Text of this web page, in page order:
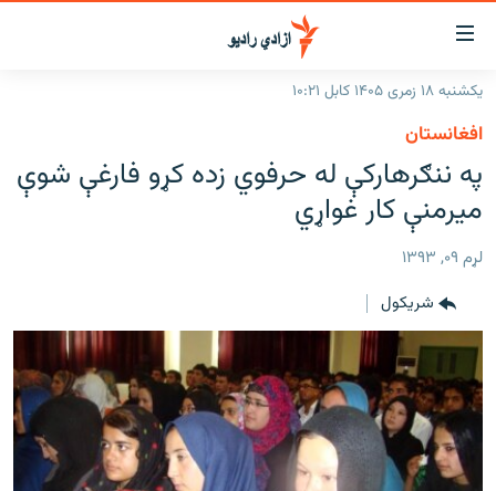
د
لاسرسۍ
وړ
لېنکونه
متن
ورتلل
اصلي
ورتلل
لټون
پاڼې
مراجعه
راپورونه
افغانستان
نړۍ
خبرونه
افغانستان
د خپرونو جدول
مرکې
اونیزې خپرونې
انځوریزه برخه
ورزش
د کډوالۍ بحران
'کووېډ-۱۹'
یکشنبه ۱۸ زمری ۱۴۰۵ کابل ۱۰:۲۱
افغانستان
په ننګرهارکې له حرفوي زده کړو فارغې شوې
میرمنې کار غواړي
لړم ۰۹, ۱۳۹۳
شريکول